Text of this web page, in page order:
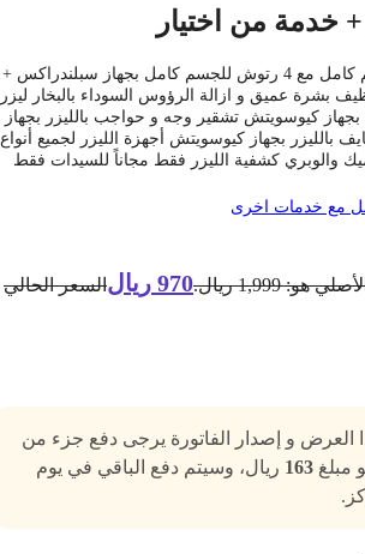
من اختيار
4 جلسات ليزر للجسم كامل مع 4 رتوش للجسم كامل بجهاز سبلندراكس +
عميق و ازالة الرؤوس السوداء بالبخار ليزر
كيوسويتش تشقير وجه و حواجب بالليزر بجهاز
بجهاز كيوسويتش أجهزة الليزر لجميع أنواع
كشفية الليزر فقط مجاناً للسيدات فقط
اخرى
ريال. 970 ريال السعر الحالي
و إصدار الفاتورة يرجى دفع جزء من
163 ريال، وسيتم دفع الباقي في يوم